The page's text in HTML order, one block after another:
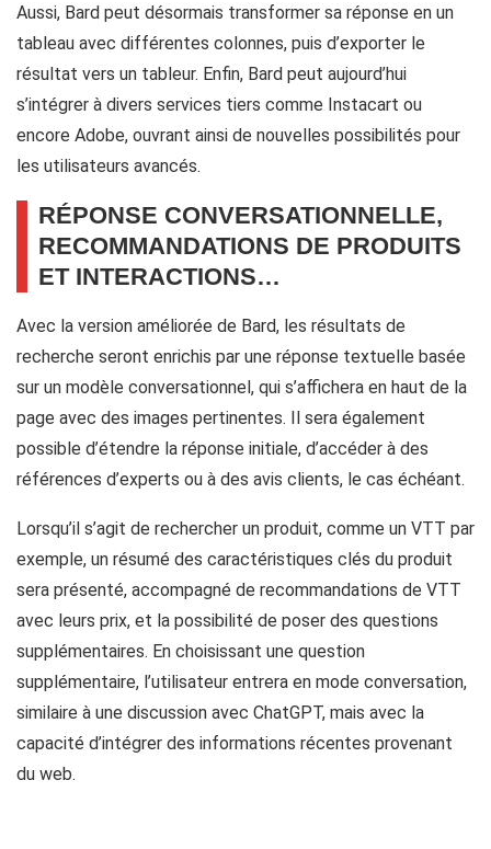
Aussi, Bard peut désormais transformer sa réponse en un
tableau avec différentes colonnes, puis d’exporter le
résultat vers un tableur. Enfin, Bard peut aujourd’hui
s’intégrer à divers services tiers comme Instacart ou
encore Adobe, ouvrant ainsi de nouvelles possibilités pour
les utilisateurs avancés.
RÉPONSE CONVERSATIONNELLE,
RECOMMANDATIONS DE PRODUITS
ET INTERACTIONS…
Avec la version améliorée de Bard, les résultats de
recherche seront enrichis par une réponse textuelle basée
sur un modèle conversationnel, qui s’affichera en haut de la
page avec des images pertinentes. Il sera également
possible d’étendre la réponse initiale, d’accéder à des
références d’experts ou à des avis clients, le cas échéant.
Lorsqu’il s’agit de rechercher un produit, comme un VTT par
exemple, un résumé des caractéristiques clés du produit
sera présenté, accompagné de recommandations de VTT
avec leurs prix, et la possibilité de poser des questions
supplémentaires. En choisissant une question
supplémentaire, l’utilisateur entrera en mode conversation,
similaire à une discussion avec ChatGPT, mais avec la
capacité d’intégrer des informations récentes provenant
du web.